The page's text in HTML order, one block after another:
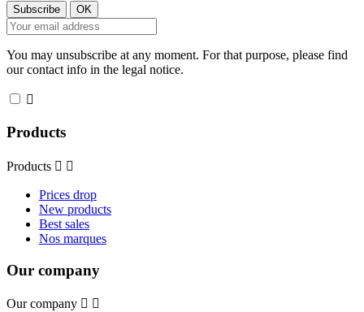
You may unsubscribe at any moment. For that purpose, please find
our contact info in the legal notice.

Products
Products  
Prices drop
New products
Best sales
Nos marques
Our company
Our company  